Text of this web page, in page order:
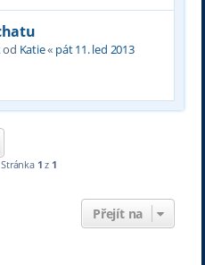
od Katie« pát 11. led 2013
1 z 1
Přejít na